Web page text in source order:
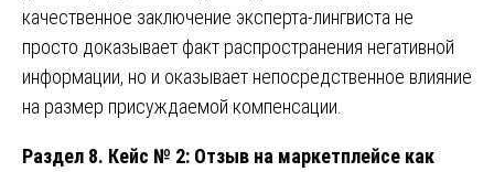
качественное заключение эксперта-лингвиста не
просто доказывает факт распространения негативной
информации, но и оказывает непосредственное влияние
на размер присуждаемой компенсации.
Раздел 8. Кейс № 2: Отзыв на маркетплейсе как